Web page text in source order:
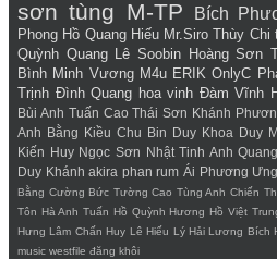
sơn tùng M-TP Bích
Phong Hồ Quang Hiếu Mr.Siro Thùy Chi
Quỳnh Quang Lê Soobin Hoàng Sơn
Bình Minh Vương M4u ERIK OnlyC
Trịnh Đình Quang hoa vinh Đàm Vĩnh
Bùi Anh Tuấn Cao Thái Sơn Khánh
Anh Bằng Kiều Chu Bin Duy Khoa Duy
Kiến Huy Ngọc Sơn Nhật Tinh Anh
Duy Khánh akira phan rum Ái Phương
Bằng Cường Bức Tường Cao Tùng Anh Chiến
Tôn Hà Anh Tuấn Hồ Quỳnh Hương Hồ Việt
Hưng Lâm Chấn Huy Lê Hiếu Lý Hải Lương Bích
music westfile đăng khôi